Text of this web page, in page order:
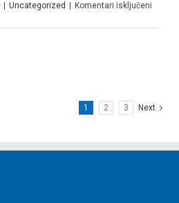
Uncategorized Komentari isključeni
2023
1 2 3 Next